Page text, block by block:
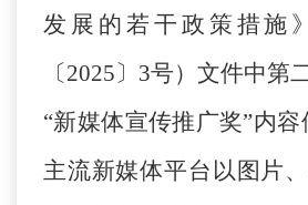
发展的若干政策措施
〔2025〕3号）文件中第
“新媒体宣传推广奖”内容
主流新媒体平台以图片